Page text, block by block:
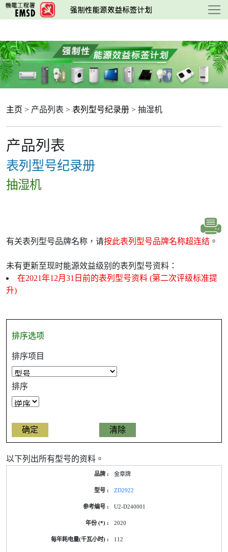
跳
至
要
内
容
主页 > 产品列表 > 表列型号纪录册 > 抽湿机
产品列表
表列型号纪录册
抽湿机
有关表列型号品牌名称，请按此表列型号品牌名称超连结 。
未有更新至现时能源效益级别的表列型号资料：
在2021年12月31日前的表列型号资料 (第二次评级标准提
升)
排序选项
排序项目
排序
以下列出所有型号的资料。
金章牌
ZD2922
U2-D240001
2020
112